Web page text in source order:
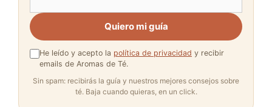
Quiero mi guía
He leído y acepto la política de privacidad y recibir
emails de Aromas de Té.
Sin spam: recibirás la guía y nuestros mejores consejos sobre
té. Baja cuando quieras, en un click.